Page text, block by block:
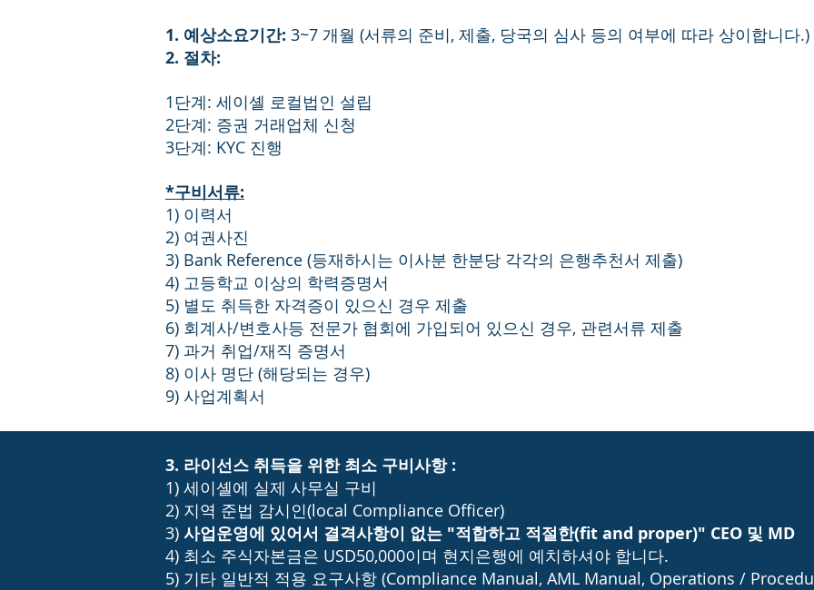
1. 예상소요기간: 3~7 개월 (서류의 준비, 제출, 당국의 심사 등의 여부에 따라 상이합니다.)
2. 절차:
1단계: 세이셸 로컬법인 설립
2단계: 증권 거래업체 신청
3단계: KYC 진행
*구비서류:
1) 이력서
2) 여권사진
3) Bank Reference (등재하시는 이사분 한분당 각각의 은행추천서 제출)
4) 고등학교 이상의 학력증명서
5) 별도 취득한 자격증이 있으신 경우 제출
6) 회계사/변호사등 전문가 협회에 가입되어 있으신 경우, 관련서류 제출
7) 과거 취업/재직 증명서
8) 이사 명단 (해당되는 경우)
9) 사업계획서
3. 라이선스 취득을 위한 최소 구비사항 :
1) 세이셸에 실제 사무실 구비
2) 지역 준법 감시인(local Compliance Officer)
3) 사업운영에 있어서 결격사항이 없는 "적합하고 적절한(fit and proper)" CEO 및 MD
4) 최소 주식자본금은 USD50,000이며 현지은행에 예치하셔야 합니다.
5) 기타 일반적 적용 요구사항 (Compliance Manual, AML Manual, Operations /